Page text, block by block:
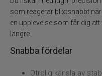
som reagerar blixtsnabbt
en upplevelse som får dig
längre.
Snabba fördelar
Otrolig känsla av